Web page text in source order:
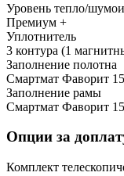
Уровень тепло/
Премиум +
Уплотнитель
3 контура (1
Заполнение полотна
Смартмат Фаворит
Заполнение рамы
Смартмат Фаворит
Опции за
Комплект